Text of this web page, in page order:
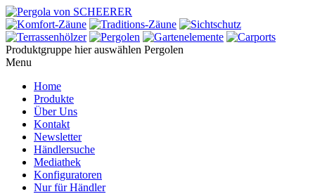
Produktgruppe hier auswählen Pergolen
Menu
Home
Produkte
Über Uns
Kontakt
Newsletter
Händlersuche
Mediathek
Konfiguratoren
Nur für Händler